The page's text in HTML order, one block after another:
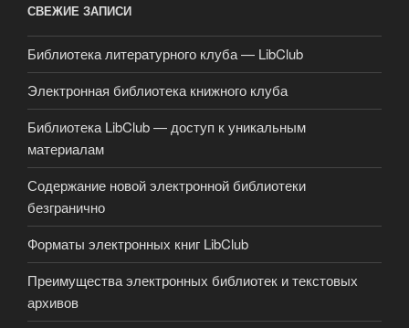
СВЕЖИЕ ЗАПИСИ
Библиотека литературного клуба — LibClub
Электронная библиотека книжного клуба
Библиотека LibClub — доступ к уникальным
материалам
Содержание новой электронной библиотеки
безгранично
Форматы электронных книг LibClub
Преимущества электронных библиотек и текстовых
архивов